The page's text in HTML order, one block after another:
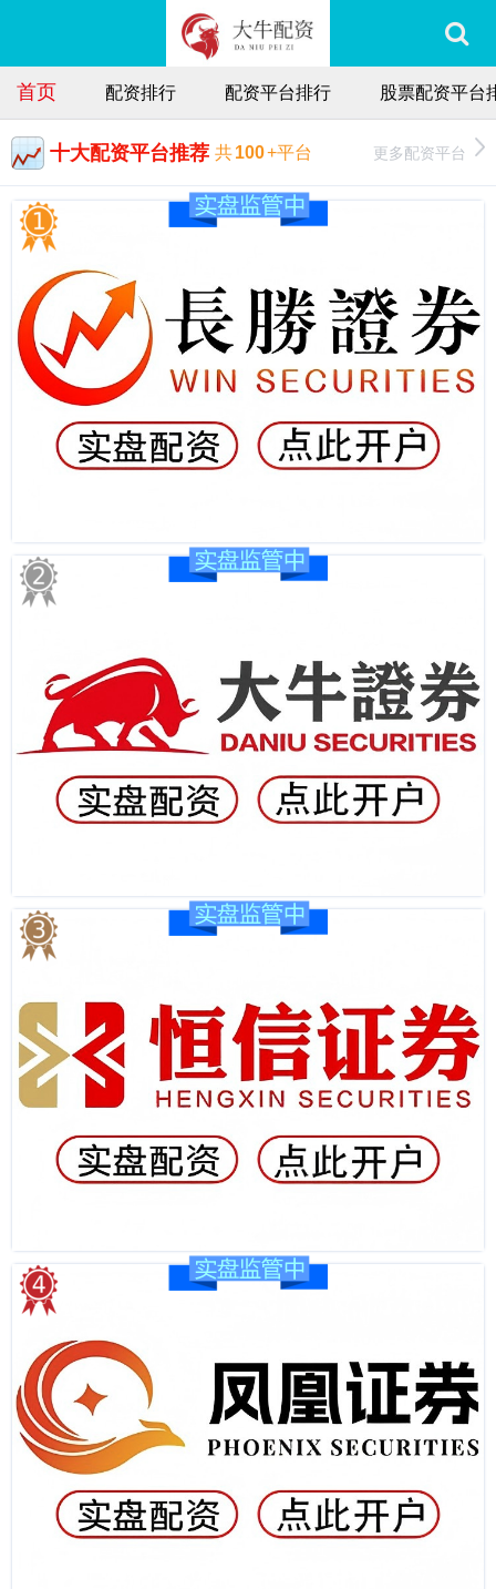
首页 配资排行 配资平台排行 股票配资平台
十大配资平台推荐 共100+平台 更多配资平台